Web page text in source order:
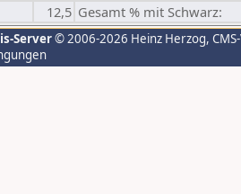
12,5 Gesamt % mit Schwarz:
Server© 2006-2026 Heinz Herzog,